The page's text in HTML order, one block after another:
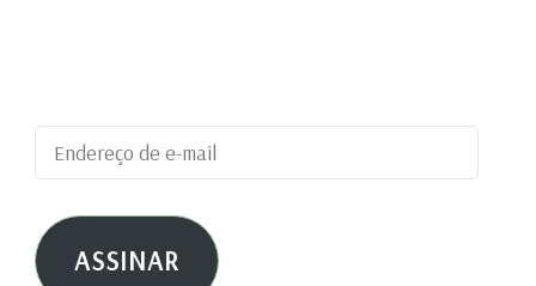
Endereço
de
e-
mail ASSINAR